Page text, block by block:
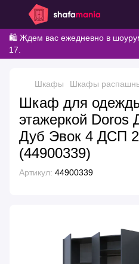
🛍️ Ждем вас ежедневно в
17.
Шкафы Шкафы
Шкаф для
этажеркой Doros
Дуб Эвок 4 ДСП
(44900339)
Артикул: 44900339